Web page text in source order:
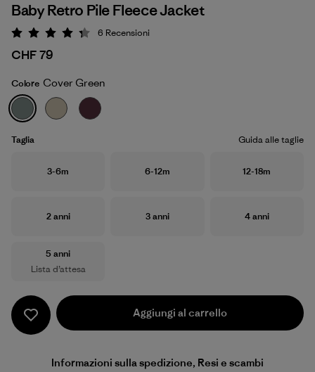
Cover Green
Baby Retro Pile Fleece Jacket
Valutazione: 4.3 / 5
6 Recensioni
CHF 79
Colore Cover Green
Taglia Guida alle taglie
Taglia
3-6m Taglia
6-12m Taglia
12-18m
Taglia
2 anni Taglia
3 anni Taglia
4 anni
Taglia
5 anni
Lista d’attesa
Aggiungi al carrello
Informazioni sulla spedizione, Resi e scambi